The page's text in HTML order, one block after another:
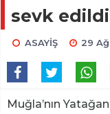
sevk
ASAYİŞ 29
Muğla’nın